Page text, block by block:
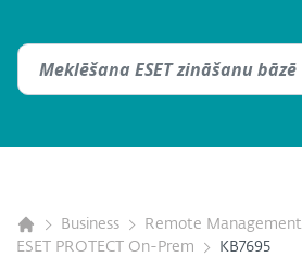
Business
Remote Management
ESET PROTECT On-Prem
KB7695